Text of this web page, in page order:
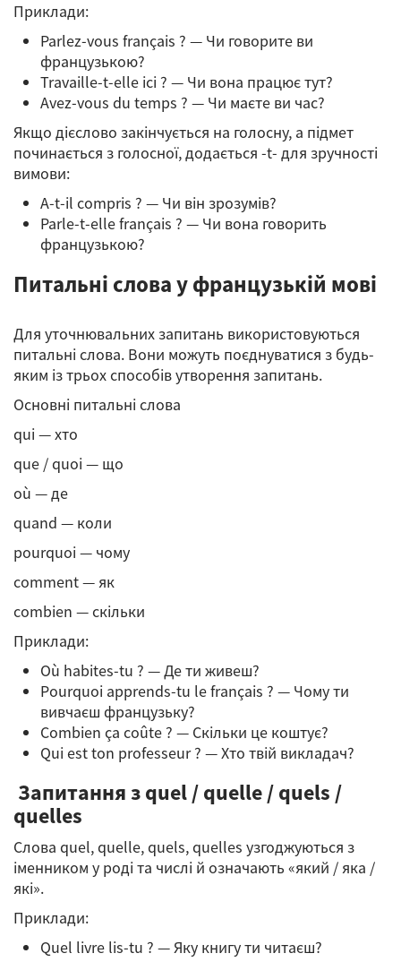
Приклади:
Parlez-vous français ? — Чи говорите ви
французькою?
Travaille-t-elle ici ? — Чи вона працює тут?
Avez-vous du temps ? — Чи маєте ви час?
Якщо дієслово закінчується на голосну, а підмет
починається з голосної, додається -t- для зручності
вимови:
A-t-il compris ? — Чи він зрозумів?
Parle-t-elle français ? — Чи вона говорить
французькою?
Питальні слова у французькій мові
Для уточнювальних запитань використовуються
питальні слова. Вони можуть поєднуватися з будь-
яким із трьох способів утворення запитань.
Основні питальні слова
qui — хто
que / quoi — що
où — де
quand — коли
pourquoi — чому
comment — як
combien — скільки
Приклади:
Où habites-tu ? — Де ти живеш?
Pourquoi apprends-tu le français ? — Чому ти
вивчаєш французьку?
Combien ça coûte ? — Скільки це коштує?
Qui est ton professeur ? — Хто твій викладач?
Запитання з quel / quelle / quels /
quelles
Слова quel, quelle, quels, quelles узгоджуються з
іменником у роді та числі й означають «який / яка /
які».
Приклади:
Quel livre lis-tu ? — Яку книгу ти читаєш?